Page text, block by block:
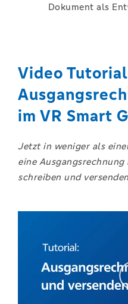
Dokument als
Video
im VR Smart
Jetzt in weniger als
eine Ausgangsrechnung
schreiben und